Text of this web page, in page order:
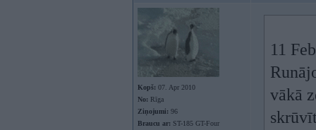
Kopš: 07. Apr 2010
No: Rīga
Ziņojumi: 96
Braucu ar: ST-185 GT-Four
11
vākā